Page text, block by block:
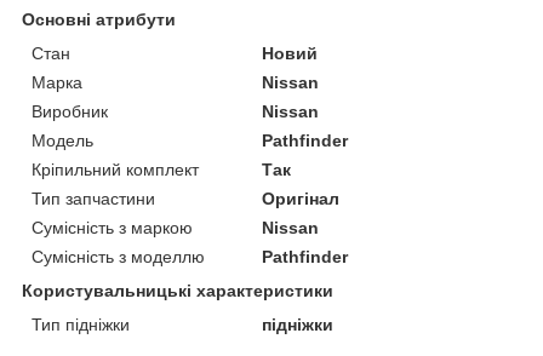
Основні атрибути
Стан
Новий
Марка
Nissan
Виробник
Nissan
Модель
Pathfinder
Кріпильний комплект
Так
Тип запчастини
Оригінал
Сумісність з маркою
Nissan
Сумісність з моделлю
Pathfinder
Користувальницькі характеристики
Тип підніжки
підніжки